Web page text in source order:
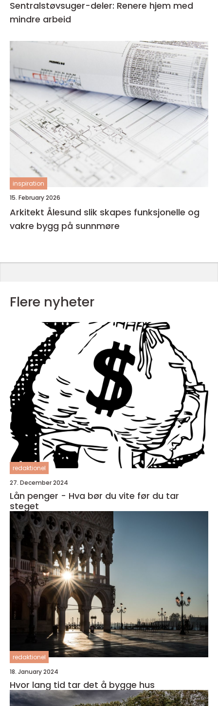
Sentralstøvsuger-deler: Renere hjem med
mindre arbeid
inspiration
15. February 2026
Arkitekt Ålesund slik skapes funksjonelle og
vakre bygg på sunnmøre
Flere nyheter
redaktionel
27. December 2024
Lån penger - Hva bør du vite før du tar
steget
redaktionel
18. January 2024
Hvor lang tid tar det å bygge hus